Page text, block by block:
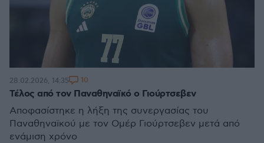
Τέλος από τον Παναθηναϊκό ο Γιούρτσεβεν
Αποφασίστηκε η λήξη της συνεργασίας του
Παναθηναϊκού με τον Ομέρ Γιούρτσεβεν μετά από
ενάμιση χρόνο
28.02.2026, 14:35 10